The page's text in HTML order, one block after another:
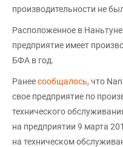
производительности не
Расположенное в
предприятие имеет
БФА в год.
Ранеесообщалось, что
свое предприятие по
технического
на предприятии 9 марта
на техническом